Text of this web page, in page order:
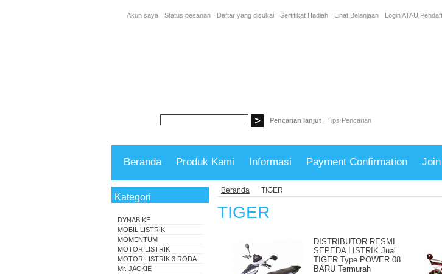
Akun saya Status pesanan Daftar yang disukai Sertifikat Hadiah Lihat Belanjaan LoginATAU
Pencarian lanjut | Tips Pencarian
Beranda Produk Kami Informasi Payment Confirmation
Kategori
DYNABIKE
MOBIL LISTRIK
MOMENTUM
MOTOR LISTRIK
MOTOR LISTRIK 3 RODA
Mr. JACKIE
Beranda TIGER
TIGER
DISTRIBUTOR RESMI
SEPEDA LISTRIK Jual
TIGER Type POWER 08
BARU Termurah